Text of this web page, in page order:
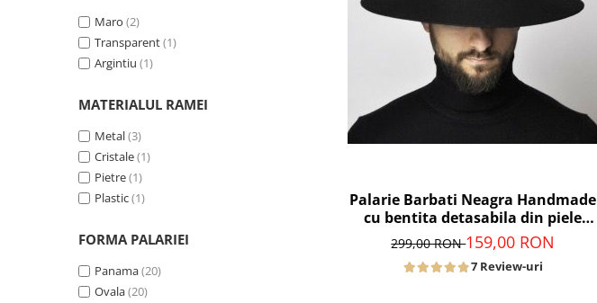
Maro (2)
Transparent(1)
Argintiu (1)
MATERIALUL RAMEI
Metal(3)
Cristale(1)
Pietre(1)
Plastic(1)
FORMA PALARIEI
Panama(20)
Ovala(20)
Palarie Barbati Neagra Handmade
cu bentita detasabila din piele
neagra
299,00 RON159,00 RON
7 Review-uri